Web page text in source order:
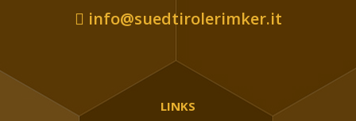
info@suedtirolerimker.it
LINKS